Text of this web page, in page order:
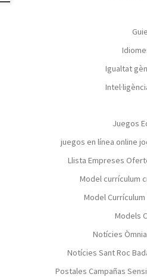
Igualtat
Juegos
juegos en línea online
Llista Empreses
Model currículum
Model
Models
Notícies
Notícies Sant Roc
Postales Campañas